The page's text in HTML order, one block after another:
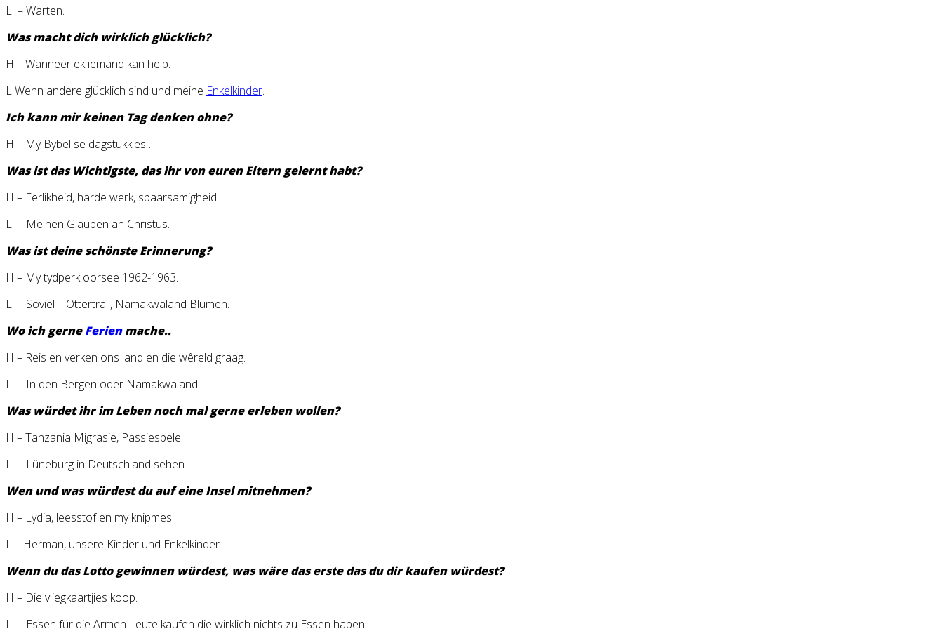
L – Warten.
Was macht dich wirklich glücklich?
H – Wanneer ek iemand kan help.
L Wenn andere glücklich sind und meine Enkelkinder.
Ich kann mir keinen Tag denken ohne?
H – My Bybel se dagstukkies .
Was ist das Wichtigste, das ihr von euren Eltern gelernt habt?
H – Eerlikheid, harde werk, spaarsamigheid.
L – Meinen Glauben an Christus.
Was ist deine schönste Erinnerung?
H – My tydperk oorsee 1962-1963.
L – Soviel – Ottertrail, Namakwaland Blumen.
Wo ich gerneFerienmache..
H – Reis en verken ons land en die wêreld graag.
L – In den Bergen oder Namakwaland.
Was würdet ihr im Leben noch mal gerne erleben wollen?
H – Tanzania Migrasie, Passiespele.
L – Lüneburg in Deutschland sehen.
Wen und was würdest du auf eine Insel mitnehmen?
H – Lydia, leesstof en my knipmes.
L – Herman, unsere Kinder und Enkelkinder.
Wenn du das Lotto gewinnen würdest, was wäre das erste das du dir kaufen würdest?
H – Die vliegkaartjies koop.
L – Essen für die Armen Leute kaufen die wirklich nichts zu Essen haben.